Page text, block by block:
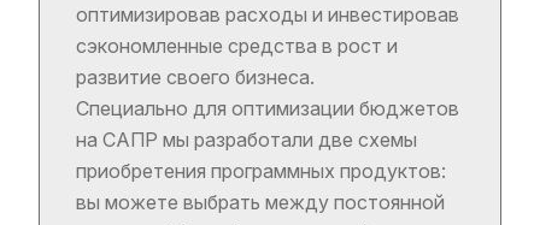
оптимизировав расходы и инвестировав
сэкономленные средства в рост и
развитие своего бизнеса.
Специально для оптимизации бюджетов
на САПР мы разработали две схемы
приобретения программных продуктов:
вы можете выбрать между постоянной